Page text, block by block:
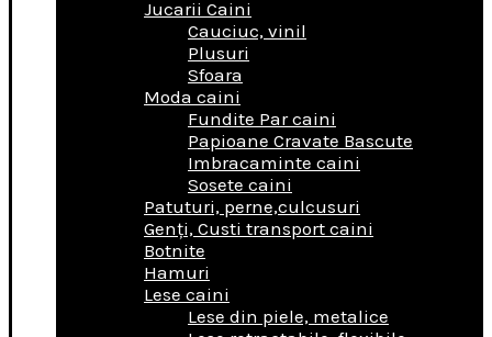
Jucarii Caini
Cauciuc, vinil
Plusuri
Sfoara
Moda caini
Fundite Par caini
Papioane Cravate Bascute
Imbracaminte caini
Sosete caini
Patuturi, perne,culcusuri
Genţi, Custi transport caini
Botnite
Hamuri
Lese caini
Lese din piele, metalice